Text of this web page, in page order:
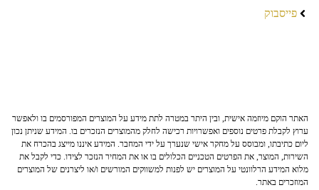
פייסבוק
האתר הוקם מיוזמה אישית, ובין היתר במטרה לתת מידע על המוצרים המפורסמים בו ולאפשר
ערוץ לקבלת פרטים נוספים ואפשרויות רכישה לחלק מהמוצרים הנזכרים בו. המידע שניתן נכון
ליום כתיבתו, ומבוסס על מחקר אישי שנערך על ידי המחבר. המידע איננו מייצג בהכרח את
השירות, המוצר, את הפרטים הטכניים הכלולים בו או את המחיר הנזכר לצידו. כדי לקבל את
מלוא המידע הרלוונטי על המוצרים יש לפנות למשווקים המורשים ו/או ליצרנים של המוצרים
המוזכרים באתר.